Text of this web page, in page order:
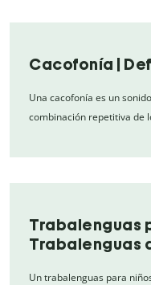
Cacofonía |
Una cacofonía es un
combinación repetitiva de
Trabalenguas
Trabalenguas
Un trabalenguas para